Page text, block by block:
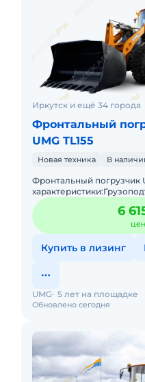
Иркутск и ещё 34 города
Фронтальный
UMG TL155
Новая техника В
Фронтальный погрузчик
т.Эксплуатационная
ЯМЗ-53646.Мощн
6
Купить в лизинг
Обновлено сегодня
UMG 5 лет на площадке